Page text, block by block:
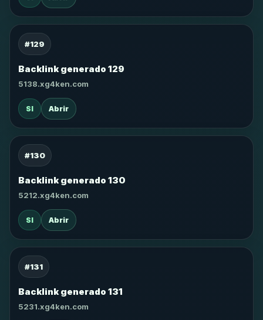
#129
Backlink generado 129
5138.xg4ken.com
SI Abrir
#130
Backlink generado 130
5212.xg4ken.com
SI Abrir
#131
Backlink generado 131
5231.xg4ken.com